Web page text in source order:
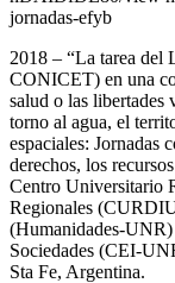
jornadas-efyb
2018 – “La tarea
CONICET) en una
salud o las libertades
torno al agua, el
espaciales: Jornadas
derechos, los
Centro Universitario
Regionales
(Humanidades-UNR)
Sociedades (CEI-
Sta Fe, Argentina.